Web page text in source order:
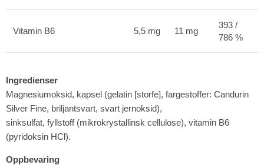
Vitamin B6 5,5 mg 11 mg
393 /
786 %
Ingredienser
Magnesiumoksid, kapsel (gelatin [storfe], fargestoffer: Candurin
Silver Fine, briljantsvart, svart jernoksid),
sinksulfat, fyllstoff (mikrokrystallinsk cellulose), vitamin B6
(pyridoksin HCl).
Oppbevaring